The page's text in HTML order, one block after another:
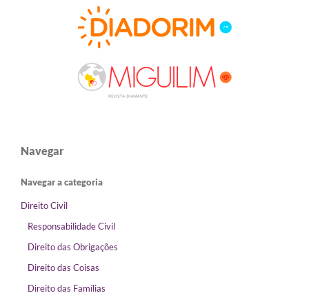
Navegar
Navegar a categoria
Direito Civil
Responsabilidade Civil
Direito das Obrigações
Direito das Coisas
Direito das Famílias